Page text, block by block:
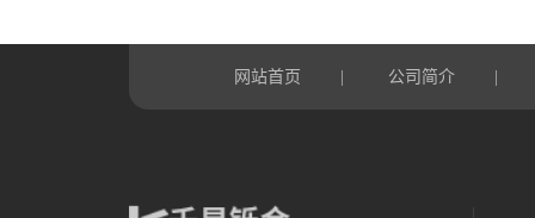
网站首页 公司简介